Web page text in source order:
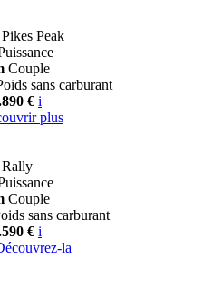
Peak
Couple
sans carburant
€ i
plus
Couple
sans carburant
€ i
la